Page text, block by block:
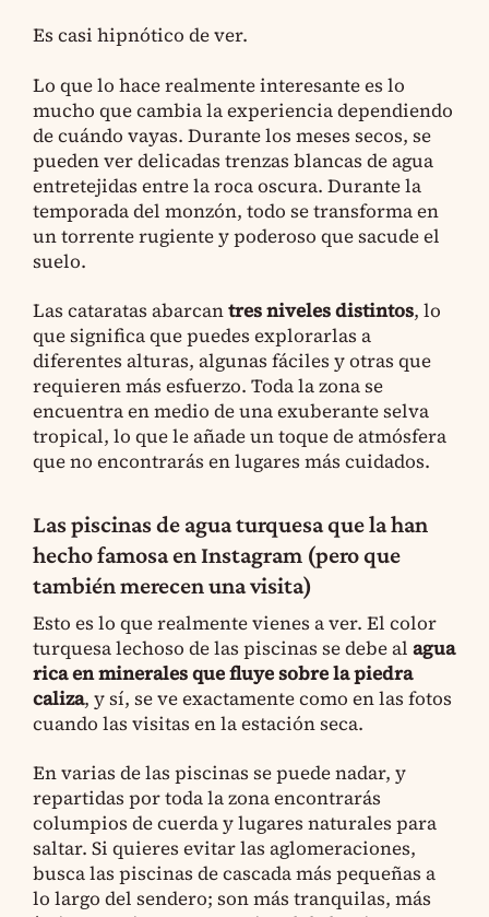
Es casi hipnótico de ver.
Lo que lo hace realmente interesante es lo
mucho que cambia la experiencia dependiendo
de cuándo vayas. Durante los meses secos, se
pueden ver delicadas trenzas blancas de agua
entretejidas entre la roca oscura. Durante la
temporada del monzón, todo se transforma en
un torrente rugiente y poderoso que sacude el
suelo.
Las cataratas abarcantres niveles distintos, lo
que significa que puedes explorarlas a
diferentes alturas, algunas fáciles y otras que
requieren más esfuerzo. Toda la zona se
encuentra en medio de una exuberante selva
tropical, lo que le añade un toque de atmósfera
que no encontrarás en lugares más cuidados.
Las piscinas de agua turquesa que la han
hecho famosa en Instagram (pero que
también merecen una visita)
Esto es lo que realmente vienes a ver. El color
turquesa lechoso de las piscinas se debe al agua
rica en minerales que fluye sobre la piedra
caliza, y sí, se ve exactamente como en las fotos
cuando las visitas en la estación seca.
En varias de las piscinas se puede nadar, y
repartidas por toda la zona encontrarás
columpios de cuerda y lugares naturales para
saltar. Si quieres evitar las aglomeraciones,
busca las piscinas de cascada más pequeñas a
lo largo del sendero; son más tranquilas, más